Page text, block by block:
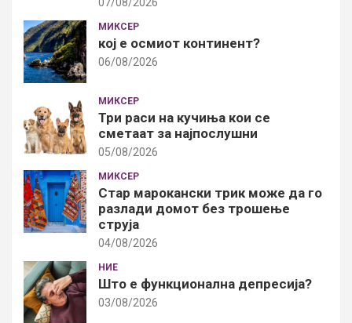
МИКСЕР
кој е осмиот континент?
06/08/2026
МИКСЕР
Три раси на кучиња кои се
сметаат за најпослушни
05/08/2026
МИКСЕР
Стар марокански трик може да го
разлади домот без трошење
струја
04/08/2026
НИЕ
Што е функционална депресија?
03/08/2026